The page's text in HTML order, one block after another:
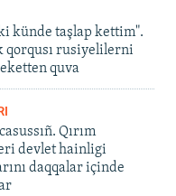
künde taşlap kettim".
qorqusı rusiyelilerni
quva
Qırım
devlet hainligi
daqqalar içinde